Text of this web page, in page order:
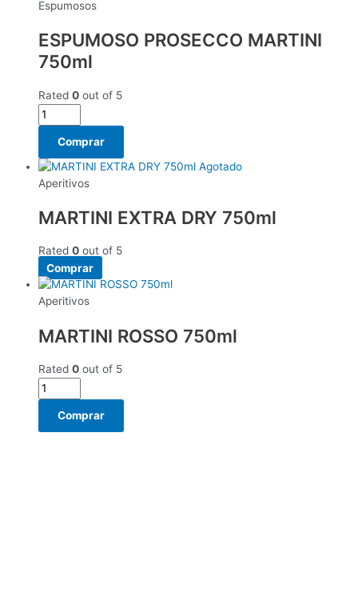
Espumosos
ESPUMOSO PROSECCO MARTINI
750ml
Rated 0 out of 5
Comprar
Agotado
Aperitivos
MARTINI EXTRA DRY 750ml
Rated 0 out of 5
Comprar
Aperitivos
MARTINI ROSSO 750ml
Rated 0 out of 5
Comprar